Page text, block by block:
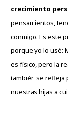
crecimiento
pensamientos,
conmigo. Es este
porque yo lo usé:
es físico, pero la
también se refleja
nuestras hijas a